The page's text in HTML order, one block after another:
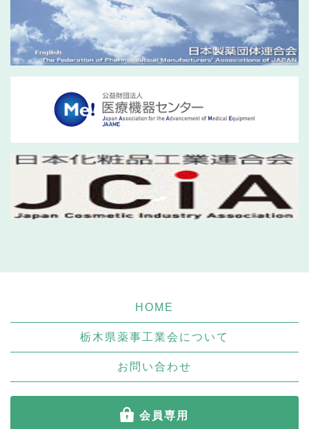
HOME
栃木県薬事工業会について
お問い合わせ
会員専用